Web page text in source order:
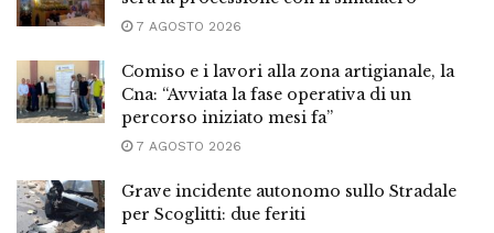
7 AGOSTO 2026
Comiso e i lavori alla zona artigianale, la
Cna: “Avviata la fase operativa di un
percorso iniziato mesi fa”
7 AGOSTO 2026
Grave incidente autonomo sullo Stradale
per Scoglitti: due feriti